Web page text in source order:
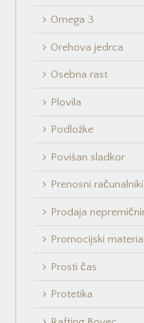
Omega 3
Orehova jedrca
Osebna rast
Plovila
Podložke
Povišan sladkor
Prenosni računalniki
Prodaja
Promocijski material
Prosti čas
Protetika